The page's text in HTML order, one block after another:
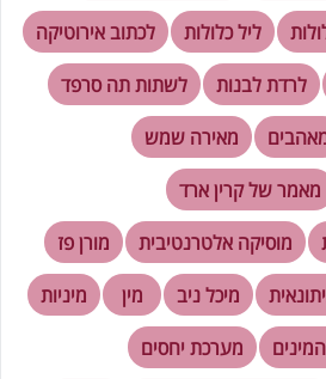
ליל כלולות
לכתוב אירוטיקה
לרדת לבנות
לשתות תה סרפד
מאירה שמש
מאמר של קרין ארד
מוסיקה אלטרנטיבית
מורן פז
מיכל ניב מין
מיניות
מערכת יחסים